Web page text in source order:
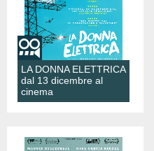
LA DONNA ELETTRICA
dal 13 dicembre al
cinema